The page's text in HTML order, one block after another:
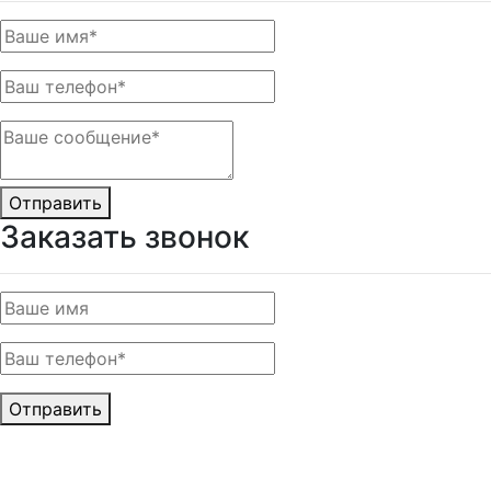
Отправить
Заказать звонок
Отправить